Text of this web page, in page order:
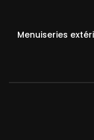
Menuiseries